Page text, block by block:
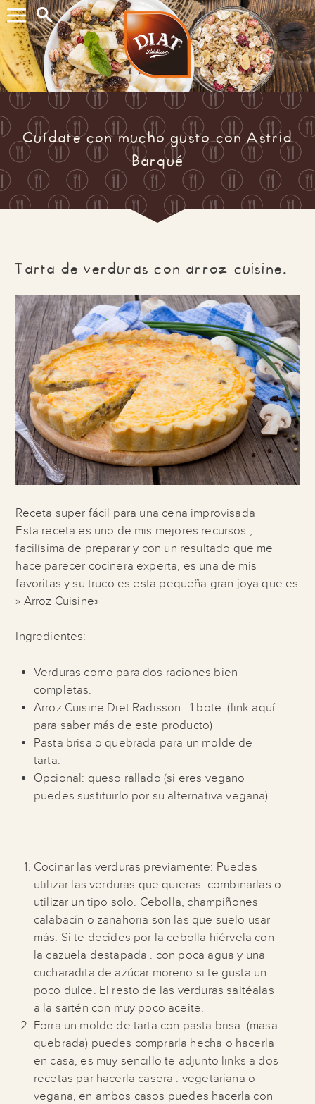
Buscar...
Cuídate con mucho gusto con Astrid
Barqué
Tarta de verduras con arroz cuisine.
Receta super fácil para una cena improvisada
Esta receta es uno de mis mejores recursos ,
facilísima de preparar y con un resultado que me
hace parecer cocinera experta, es una de mis
favoritas y su truco es esta pequeña gran joya que es
» Arroz Cuisine»
Ingredientes:
Verduras como para dos raciones bien
completas.
Arroz Cuisine Diet Radisson : 1 bote(link aquí
para saber más de este producto)
Pasta brisa o quebrada para un molde de
tarta.
Opcional: queso rallado (si eres vegano
puedes sustituirlo por su alternativa vegana)
Cocinar las verduras previamente: Puedes
utilizar las verduras que quieras: combinarlas o
utilizar un tipo solo. Cebolla, champiñones
calabacín o zanahoria son las que suelo usar
más. Si te decides por la cebolla hiérvela con
la cazuela destapada . con poca agua y una
cucharadita de azúcar moreno si te gusta un
poco dulce. El resto de las verduras saltéalas
a la sartén con muy poco aceite.
Forra un molde de tarta con pasta brisa (masa
quebrada) puedes comprarla hecha o hacerla
en casa, es muy sencillo te adjunto links a dos
recetas par hacerla casera : vegetariana o
vegana, en ambos casos puedes hacerla con